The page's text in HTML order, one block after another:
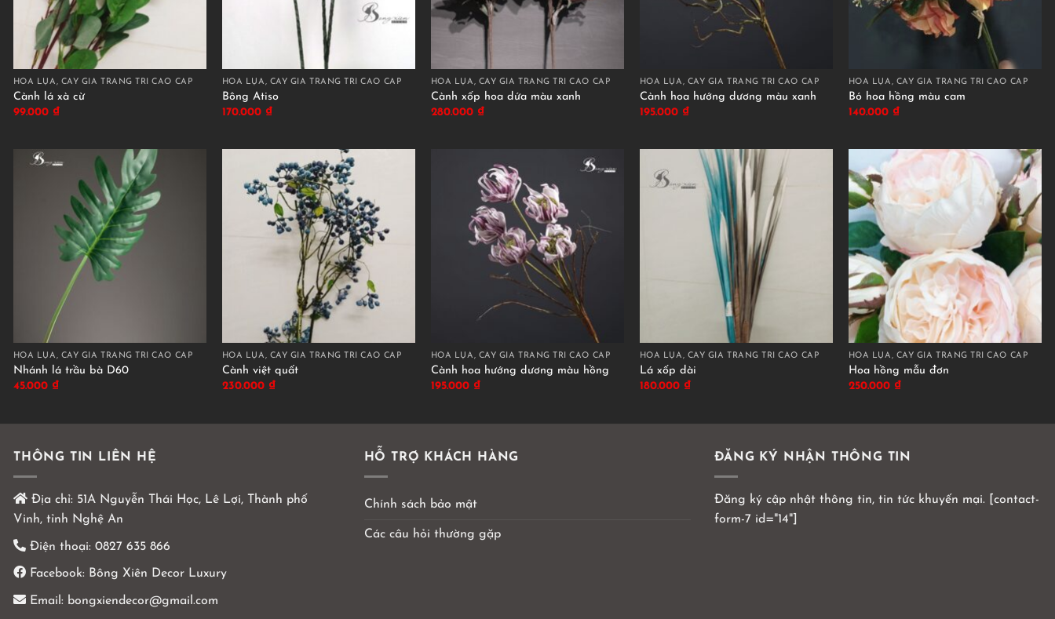
HOA LỤA, CÂY GIẢ TRANG TRÍ CAO CẤP
Cành lá xà cừ
99.000 ₫
HOA LỤA, CÂY GIẢ TRANG TRÍ CAO CẤP
Bông Atiso
170.000 ₫
HOA LỤA, CÂY GIẢ TRANG TRÍ CAO CẤP
Cành xốp hoa dứa màu xanh
280.000 ₫
HOA LỤA, CÂY GIẢ TRANG TRÍ CAO CẤP
Cành hoa hướng dương màu xanh
195.000 ₫
HOA LỤA, CÂY GIẢ TRANG TRÍ CAO CẤP
Bó hoa hồng màu cam
140.000 ₫
HOA LỤA, CÂY GIẢ TRANG TRÍ CAO CẤP
Nhánh lá trầu bà D60
45.000 ₫
HOA LỤA, CÂY GIẢ TRANG TRÍ CAO CẤP
Cành việt quất
230.000 ₫
HOA LỤA, CÂY GIẢ TRANG TRÍ CAO CẤP
Cành hoa hướng dương màu hồng
195.000 ₫
HOA LỤA, CÂY GIẢ TRANG TRÍ CAO CẤP
Lá xốp dài
180.000 ₫
HOA LỤA, CÂY GIẢ TRANG TRÍ CAO CẤP
Hoa hồng mẫu đơn
250.000 ₫
THÔNG TIN LIÊN HỆ
Địa chỉ: 51A Nguyễn Thái Học, Lê Lợi, Thành phố
Vinh, tỉnh Nghệ An
Điện thoại: 0827 635 866
Facebook: Bông Xiên Decor Luxury
Email: bongxiendecor@gmail.com
HỖ TRỢ KHÁCH HÀNG
Chính sách bảo mật
Các câu hỏi thường gặp
ĐĂNG KÝ NHẬN THÔNG TIN
Đăng ký cập nhật thông tin, tin tức khuyến mại. [contact-
form-7 id="14"]